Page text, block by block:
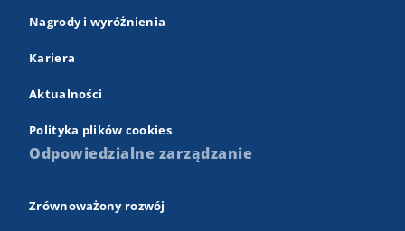
Nagrody i wyróżnienia
Kariera
Aktualności
Polityka plików cookies
Odpowiedzialne zarządzanie
Zrównoważony rozwój